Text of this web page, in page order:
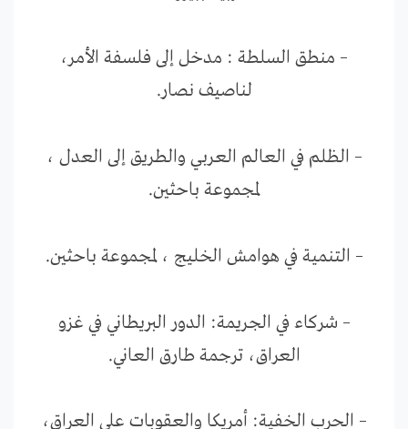
– منطق السلطة : مدخل إلى فلسفة الأمر،
لناصيف نصار.
– الظلم في العالم العربي والطريق إلى العدل ،
لمجموعة باحثين.
– التنمية في هوامش الخليج ، لمجموعة باحثين.
– شركاء في الجريمة: الدور البريطاني في غزو
العراق، ترجمة طارق العاني.
– الحرب الخفية: أمريكا والعقوبات على العراق،